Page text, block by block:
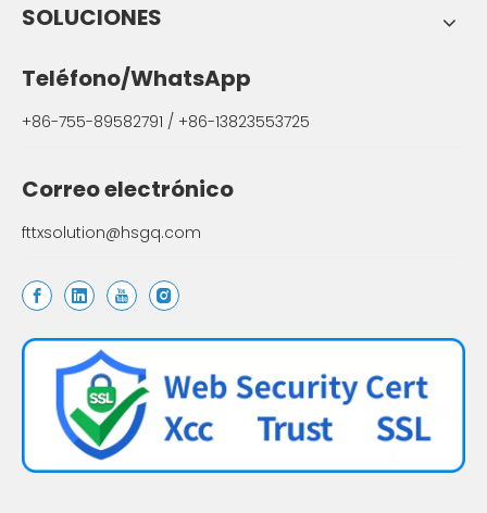
SOLUCIONES
Teléfono/WhatsApp
+86-755-89582791 / +86-13823553725
Correo electrónico
fttxsolution@hsgq.com